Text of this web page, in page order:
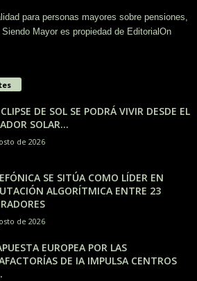
para personas mayores sobre pensiones,
Mayor es propiedad de EditorialOn
DE SOL SE PODRÁ VIVIR DESDE EL
SOLAR...
de 2026
SE SITÚA COMO LÍDER EN
ALGORÍTMICA ENTRE 23
de 2026
EUROPEA POR LAS
DE IA IMPULSA CENTROS